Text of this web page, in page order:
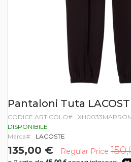
Vai
all'inizio
della
galleria
di
Pantaloni Tuta
CODICE ARTICOLO
DISPONIBILE
Marca
LACOSTE
135,00 € Regular Price